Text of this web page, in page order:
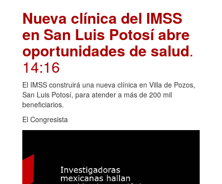
Nueva clínica del IMSS
en San Luis Potosí abre
oportunidades de salud.
14:16
El IMSS construirá una nueva clínica en Villa de Pozos,
San Luis Potosí, para atender a más de 200 mil
beneficiarios.
El Congresista